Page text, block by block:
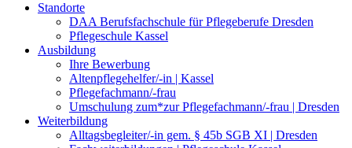
Standorte
DAA Berufsfachschule für Pflegeberufe Dresden
Pflegeschule Kassel
Ausbildung
Ihre Bewerbung
Altenpflegehelfer/-in | Kassel
Pflegefachmann/-frau
Umschulung zum*zur Pflegefachmann/-frau | Dresden
Weiterbildung
Alltagsbegleiter/-in gem. § 45b SGB XI | Dresden